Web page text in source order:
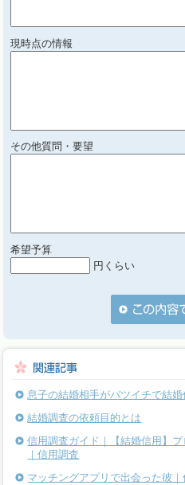
現時点の情報
その他質問・要望
希望予算
円くらい
息子の結婚相手がバツイチで結婚
結婚調査の依頼目的とは
信用調査ガイド｜【結婚信用】
｜信用調査
マッチングアプリで出会った彼